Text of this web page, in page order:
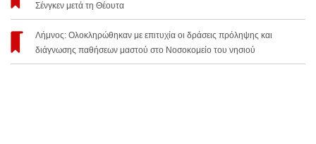
Σένγκεν μετά τη Θέουτα
Λήμνος: Ολοκληρώθηκαν με επιτυχία οι δράσεις πρόληψης και
διάγνωσης παθήσεων μαστού στο Νοσοκομείο του νησιού